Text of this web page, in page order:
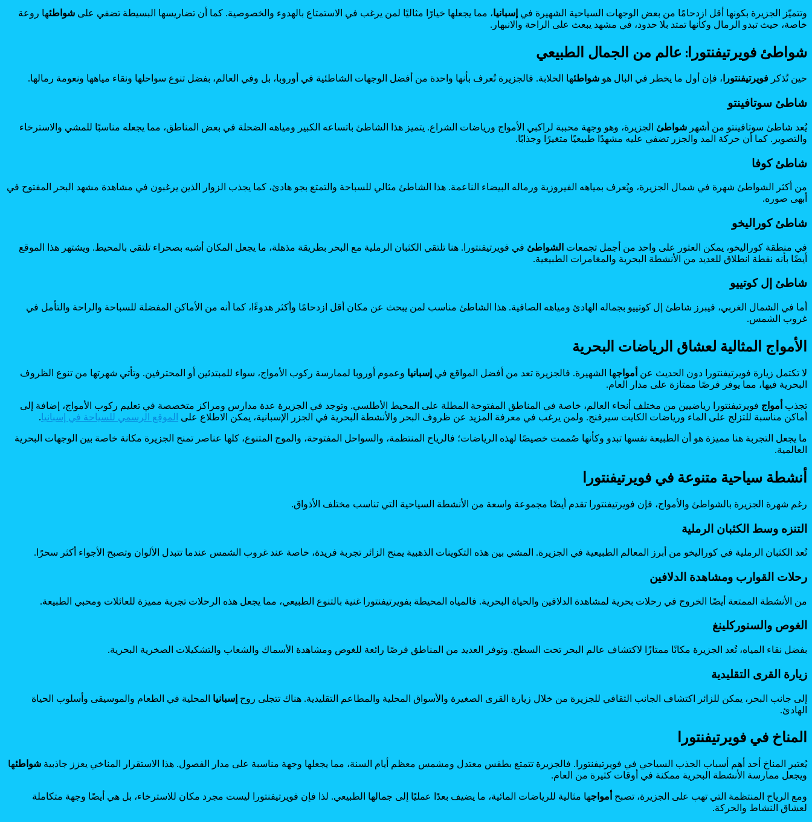
وتتميّز الجزيرة بكونها أقل ازدحامًا من بعض الوجهات السياحية الشهيرة في إسبانيا، مما يجعلها خيارًا مثاليًا لمن يرغب في الاستمتاع بالهدوء والخصوصية. كما أن تضاريسها البسيطة تضفي على شواطئها روعة
خاصة، حيث تبدو الرمال وكأنها تمتد بلا حدود، في مشهد يبعث على الراحة والانبهار.
شواطئ فويرتيفنتورا: عالم من الجمال الطبيعي
حين تُذكر فويرتيفنتورا ، فإن أول ما يخطر في البال هو شواطئها الخلابة. فالجزيرة تُعرف بأنها واحدة من أفضل الوجهات الشاطئية في أوروبا، بل وفي العالم، بفضل تنوع سواحلها ونقاء مياهها ونعومة رمالها.
شاطئ سوتافينتو
يُعد شاطئ سوتافينتو من أشهر شواطئ الجزيرة، وهو وجهة محببة لراكبي الأمواج ورياضات الشراع. يتميز هذا الشاطئ باتساعه الكبير ومياهه الضحلة في بعض المناطق، مما يجعله مناسبًا للمشي والاسترخاء
والتصوير. كما أن حركة المد والجزر تضفي عليه مشهدًا طبيعيًا متغيرًا وجذابًا.
شاطئ كوفا
من أكثر الشواطئ شهرة في شمال الجزيرة، ويُعرف بمياهه الفيروزية ورماله البيضاء الناعمة. هذا الشاطئ مثالي للسباحة والتمتع بجو هادئ، كما يجذب الزوار الذين يرغبون في مشاهدة مشهد البحر المفتوح في
أبهى صوره.
شاطئ كوراليخو
في منطقة كوراليخو، يمكن العثور على واحد من أجمل تجمعات الشواطئ في فويرتيفنتورا. هنا تلتقي الكثبان الرملية مع البحر بطريقة مذهلة، ما يجعل المكان أشبه بصحراء تلتقي بالمحيط. ويشتهر هذا الموقع
أيضًا بأنه نقطة انطلاق للعديد من الأنشطة البحرية والمغامرات الطبيعية.
شاطئ إل كوتييو
أما في الشمال الغربي، فيبرز شاطئ إل كوتييو بجماله الهادئ ومياهه الصافية. هذا الشاطئ مناسب لمن يبحث عن مكان أقل ازدحامًا وأكثر هدوءًا، كما أنه من الأماكن المفضلة للسباحة والراحة والتأمل في
غروب الشمس.
الأمواج المثالية لعشاق الرياضات البحرية
لا تكتمل زيارة فويرتيفنتورا دون الحديث عن أمواجها الشهيرة. فالجزيرة تعد من أفضل المواقع في إسبانيا وعموم أوروبا لممارسة ركوب الأمواج، سواء للمبتدئين أو المحترفين. وتأتي شهرتها من تنوع الظروف
البحرية فيها، مما يوفر فرصًا ممتازة على مدار العام.
تجذب أمواج فويرتيفنتورا رياضيين من مختلف أنحاء العالم، خاصة في المناطق المفتوحة المطلة على المحيط الأطلسي. وتوجد في الجزيرة عدة مدارس ومراكز متخصصة في تعليم ركوب الأمواج، إضافة إلى
أماكن مناسبة للتزلج على الماء ورياضات الكايت سيرفنج. ولمن يرغب في معرفة المزيد عن ظروف البحر والأنشطة البحرية في الجزر الإسبانية، يمكن الاطلاع على
الموقع الرسمي للسياحة في إسبانيا .
ما يجعل التجربة هنا مميزة هو أن الطبيعة نفسها تبدو وكأنها صُممت خصيصًا لهذه الرياضات؛ فالرياح المنتظمة، والسواحل المفتوحة، والموج المتنوع، كلها عناصر تمنح الجزيرة مكانة خاصة بين الوجهات البحرية
العالمية.
أنشطة سياحية متنوعة في فويرتيفنتورا
رغم شهرة الجزيرة بالشواطئ والأمواج، فإن فويرتيفنتورا تقدم أيضًا مجموعة واسعة من الأنشطة السياحية التي تناسب مختلف الأذواق.
التنزه وسط الكثبان الرملية
تُعد الكثبان الرملية في كوراليخو من أبرز المعالم الطبيعية في الجزيرة. المشي بين هذه التكوينات الذهبية يمنح الزائر تجربة فريدة، خاصة عند غروب الشمس عندما تتبدل الألوان وتصبح الأجواء أكثر سحرًا.
رحلات القوارب ومشاهدة الدلافين
من الأنشطة الممتعة أيضًا الخروج في رحلات بحرية لمشاهدة الدلافين والحياة البحرية. فالمياه المحيطة بفويرتيفنتورا غنية بالتنوع الطبيعي، مما يجعل هذه الرحلات تجربة مميزة للعائلات ومحبي الطبيعة.
الغوص والسنوركلينغ
بفضل نقاء المياه، تُعد الجزيرة مكانًا ممتازًا لاكتشاف عالم البحر تحت السطح. وتوفر العديد من المناطق فرصًا رائعة للغوص ومشاهدة الأسماك والشعاب والتشكيلات الصخرية البحرية.
زيارة القرى التقليدية
إلى جانب البحر، يمكن للزائر اكتشاف الجانب الثقافي للجزيرة من خلال زيارة القرى الصغيرة والأسواق المحلية والمطاعم التقليدية. هناك تتجلى روح إسبانيا المحلية في الطعام والموسيقى وأسلوب الحياة
الهادئ.
المناخ في فويرتيفنتورا
يُعتبر المناخ أحد أهم أسباب الجذب السياحي في فويرتيفنتورا. فالجزيرة تتمتع بطقس معتدل ومشمس معظم أيام السنة، مما يجعلها وجهة مناسبة على مدار الفصول. هذا الاستقرار المناخي يعزز جاذبية شواطئها
ويجعل ممارسة الأنشطة البحرية ممكنة في أوقات كثيرة من العام.
ومع الرياح المنتظمة التي تهب على الجزيرة، تصبح أمواجها مثالية للرياضات المائية، ما يضيف بعدًا عمليًا إلى جمالها الطبيعي. لذا فإن فويرتيفنتورا ليست مجرد مكان للاسترخاء، بل هي أيضًا وجهة متكاملة
لعشاق النشاط والحركة.